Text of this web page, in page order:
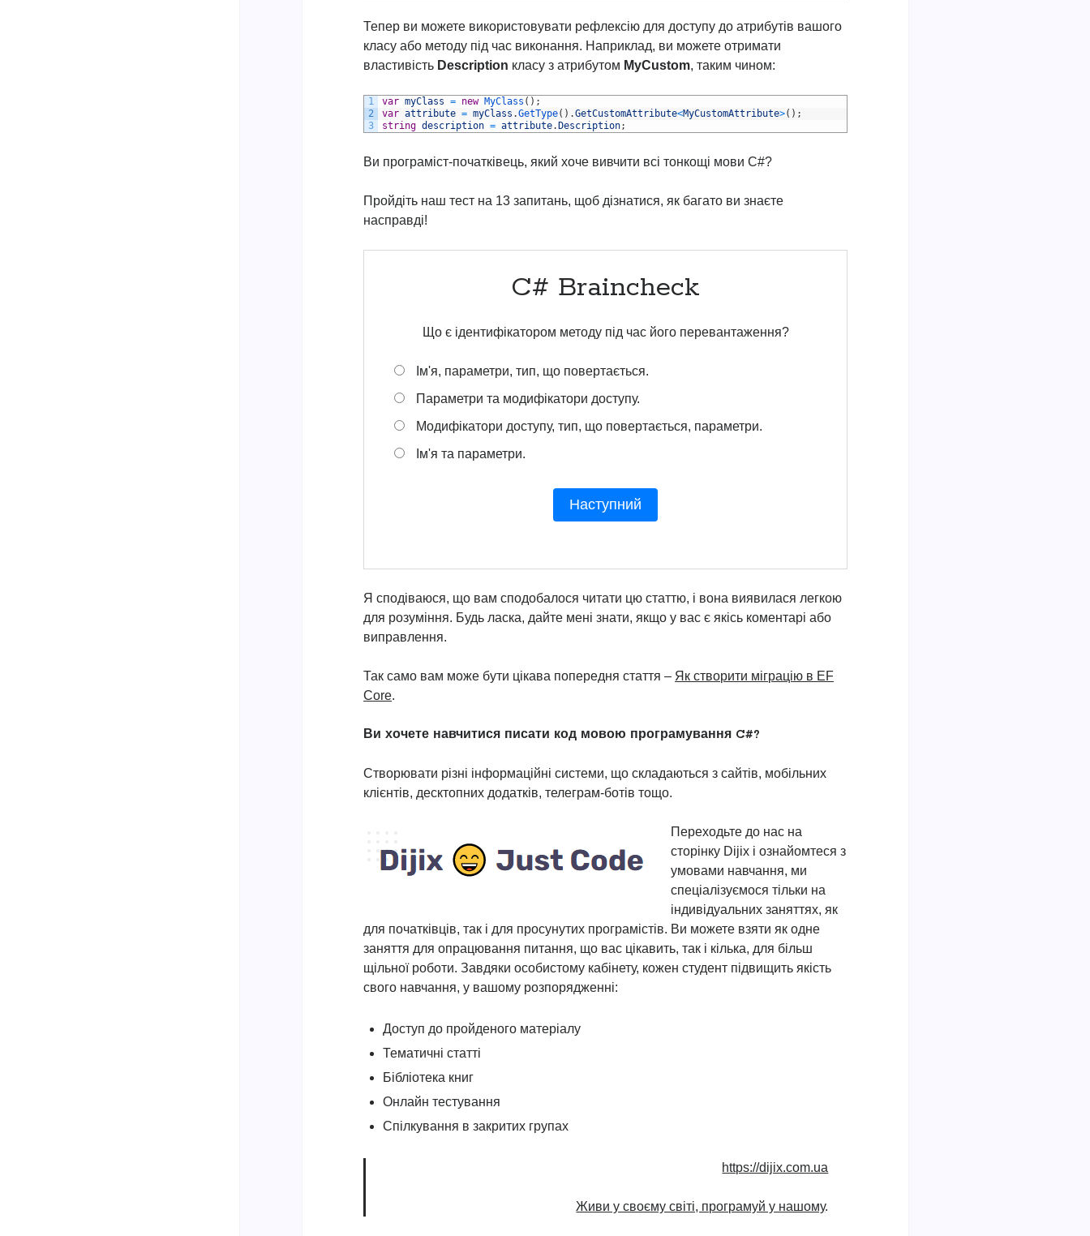
Тепер ви можете використовувати рефлексію для доступу до атрибутів вашого
класу або методу під час виконання. Наприклад, ви можете отримати
властивість Description класу з атрибутом MyCustom, таким чином:
1
2
3
var myClass = new MyClass ( ) ;
var attribute = myClass .GetType( ) .GetCustomAttribute<MyCustomAttribute>( ) ;
string description = attribute.Description;
Ви програміст-початківець, який хоче вивчити всі тонкощі мови C#?
Пройдіть наш тест на 13 запитань, щоб дізнатися, як багато ви знаєте
насправді!
C# Braincheck
Що є ідентифікатором методу під час його перевантаження?
Ім'я, параметри, тип, що повертається.
Параметри та модифікатори доступу.
Модифікатори доступу, тип, що повертається, параметри.
Ім'я та параметри.
Наступний
Я сподіваюся, що вам сподобалося читати цю статтю, і вона виявилася легкою
для розуміння. Будь ласка, дайте мені знати, якщо у вас є якісь коментарі або
виправлення.
Так само вам може бути цікава попередня стаття – Як створити міграцію в EF
Core.
Ви хочете навчитися писати код мовою програмування C#?
Створювати різні інформаційні системи, що складаються з сайтів, мобільних
клієнтів, десктопних додатків, телеграм-ботів тощо.
Переходьте до нас на
сторінку Dijix і ознайомтеся з
умовами навчання, ми
спеціалізуємося тільки на
індивідуальних заняттях, як
для початківців, так і для просунутих програмістів. Ви можете взяти як одне
заняття для опрацювання питання, що вас цікавить, так і кілька, для більш
щільної роботи. Завдяки особистому кабінету, кожен студент підвищить якість
свого навчання, у вашому розпорядженні:
Доступ до пройденого матеріалу
Тематичні статті
Бібліотека книг
Онлайн тестування
Спілкування в закритих групах
https://dijix.com.ua
Живи у своєму світі, програмуй у нашому.